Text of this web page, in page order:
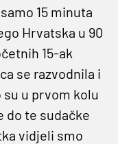
15 minuta
Hrvatska u 90
15-ak
se razvodnila i
su u prvom kolu
do te sudačke
vidjeli smo